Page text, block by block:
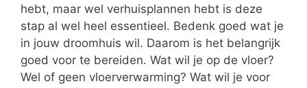
hebt, maar wel verhuisplannen hebt is deze
stap al wel heel essentieel. Bedenk goed wat je
in jouw droomhuis wil. Daarom is het belangrijk
goed voor te bereiden. Wat wil je op de vloer?
Wel of geen vloerverwarming? Wat wil je voor